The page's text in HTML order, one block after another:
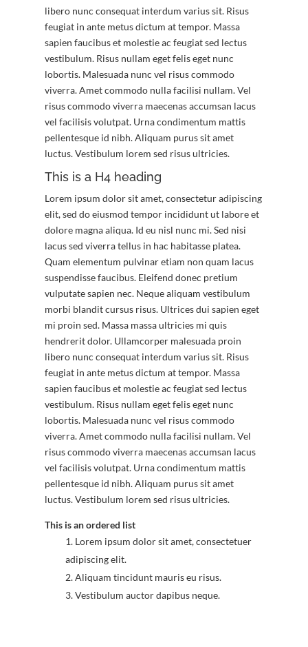
libero nunc consequat interdum varius sit. Risus
feugiat in ante metus dictum at tempor. Massa
sapien faucibus et molestie ac feugiat sed lectus
vestibulum. Risus nullam eget felis eget nunc
lobortis. Malesuada nunc vel risus commodo
viverra. Amet commodo nulla facilisi nullam. Vel
risus commodo viverra maecenas accumsan lacus
vel facilisis volutpat. Urna condimentum mattis
pellentesque id nibh. Aliquam purus sit amet
luctus. Vestibulum lorem sed risus ultricies.
This is a H4 heading
Lorem ipsum dolor sit amet, consectetur adipiscing
elit, sed do eiusmod tempor incididunt ut labore et
dolore magna aliqua. Id eu nisl nunc mi. Sed nisi
lacus sed viverra tellus in hac habitasse platea.
Quam elementum pulvinar etiam non quam lacus
suspendisse faucibus. Eleifend donec pretium
vulputate sapien nec. Neque aliquam vestibulum
morbi blandit cursus risus. Ultrices dui sapien eget
mi proin sed. Massa massa ultricies mi quis
hendrerit dolor. Ullamcorper malesuada proin
libero nunc consequat interdum varius sit. Risus
feugiat in ante metus dictum at tempor. Massa
sapien faucibus et molestie ac feugiat sed lectus
vestibulum. Risus nullam eget felis eget nunc
lobortis. Malesuada nunc vel risus commodo
viverra. Amet commodo nulla facilisi nullam. Vel
risus commodo viverra maecenas accumsan lacus
vel facilisis volutpat. Urna condimentum mattis
pellentesque id nibh. Aliquam purus sit amet
luctus. Vestibulum lorem sed risus ultricies.
This is an ordered list
Lorem ipsum dolor sit amet, consectetuer
adipiscing elit.
Aliquam tincidunt mauris eu risus.
Vestibulum auctor dapibus neque.